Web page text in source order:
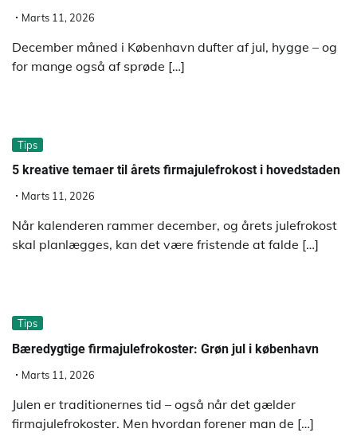
Marts 11, 2026
December måned i København dufter af jul, hygge – og
for mange også af sprøde […]
Tips
5 kreative temaer til årets firmajulefrokost i hovedstaden
Marts 11, 2026
Når kalenderen rammer december, og årets julefrokost
skal planlægges, kan det være fristende at falde […]
Tips
Bæredygtige firmajulefrokoster: Grøn jul i københavn
Marts 11, 2026
Julen er traditionernes tid – også når det gælder
firmajulefrokoster. Men hvordan forener man de […]